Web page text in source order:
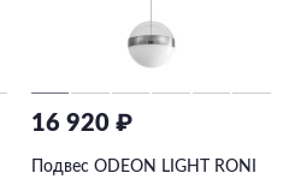
16 920 ₽
Подвес ODEON LIGHT RONI